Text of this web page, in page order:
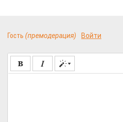
Гость (премодерация) Войти